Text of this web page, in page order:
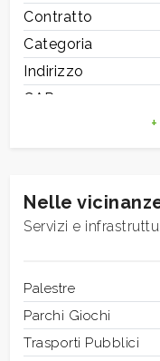
Contratto
Categoria
Indirizzo
CAP
Locali
Stato
Riscaldamento
Posizione
Nelle
Servizi e
Palestre
Parchi Giochi
Trasporti Pubblici
Qualsiasi
2
3